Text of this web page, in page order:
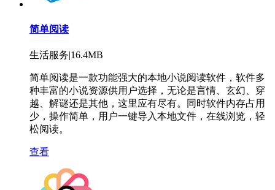
简单阅读
生活服务|16.4MB
简单阅读是一款功能强大的本地小说阅读软件，软件多
种丰富的小说资源供用户选择，无论是言情、玄幻、穿
越、解谜还是其他，这里应有尽有。同时软件内存占用
少，操作简单，用户一键导入本地文件，在线浏览，轻
松阅读。
查看